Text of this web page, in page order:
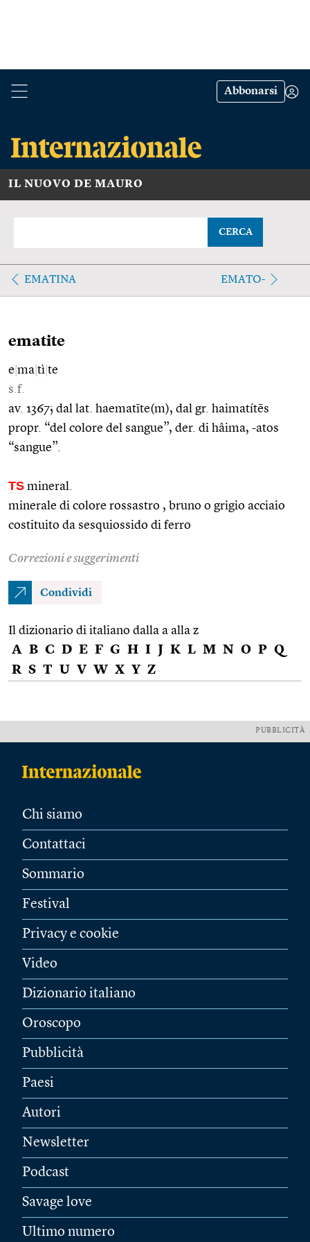
Abbonarsi
IL NUOVO DE MAURO
CERCA
EMATINA EMATO-
ematite
e ma tì te
s.f.
av. 1367; dal lat. haematīte(m), dal gr. haimatítēs
propr. “del colore del sangue”, der. di hâima, -atos
“sangue”.
TS mineral.
minerale di colore rossastro , bruno o grigio acciaio
costituito da sesquiossido di ferro
Correzioni e suggerimenti
Condividi
Il dizionario di italiano dalla a alla z
A B C D E F G H I J K L M N O P Q
R S T U V W X Y Z
PUBBLICITÀ
Chi siamo
Contattaci
Sommario
Festival
Privacy e cookie
Video
Dizionario italiano
Oroscopo
Pubblicità
Paesi
Autori
Newsletter
Podcast
Savage love
Ultimo numero